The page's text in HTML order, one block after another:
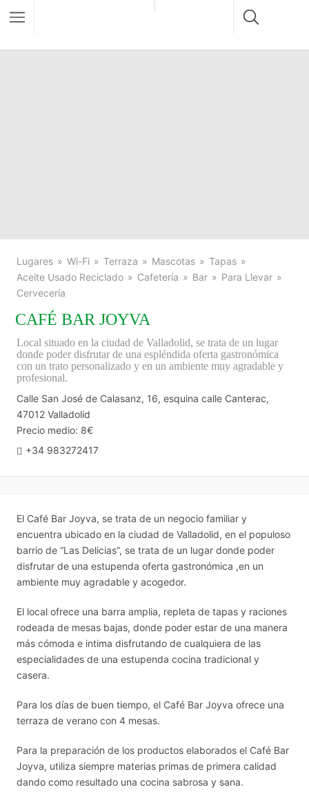
Lugares Wi-Fi Terraza Mascotas
Tapas
Aceite Usado Reciclado
Cafetería Bar
Para Llevar
Cervecería
CAFÉ BAR JOYVA
Local situado en la ciudad de Valladolid, se trata de un lugar
donde poder disfrutar de una espléndida oferta gastronómica
con un trato personalizado y en un ambiente muy agradable y
profesional.
Calle San José de Calasanz, 16, esquina calle Canterac,
47012 Valladolid
Precio medio: 8€
+34 983272417
El Café Bar Joyva, se trata de un negocio familiar y
encuentra ubicado en la ciudad de Valladolid, en el populoso
barrio de “Las Delicias”, se trata de un lugar donde poder
disfrutar de una estupenda oferta gastronómica ,en un
ambiente muy agradable y acogedor.
El local ofrece una barra amplia, repleta de tapas y raciones
rodeada de mesas bajas, donde poder estar de una manera
más cómoda e intima disfrutando de cualquiera de las
especialidades de una estupenda cocina tradicional y
casera.
Para los días de buen tiempo, el Café Bar Joyva ofrece una
terraza de verano con 4 mesas.
Para la preparación de los productos elaborados el Café Bar
Joyva, utiliza siempre materias primas de primera calidad
dando como resultado una cocina sabrosa y sana.